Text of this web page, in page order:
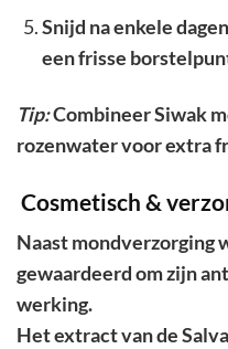
Snijd na enkele
een frisse
Tip:Combineer Siwak
rozenwater voor extra
Cosmetisch &
Naast mondverzorging
gewaardeerd om zijn
werking.
Het extract van de